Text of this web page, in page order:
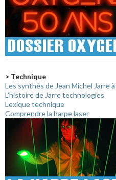
> Technique
Les synthés de Jean Michel Jarre
L'histoire de Jarre technologies
Lexique technique
Comprendre la harpe laser